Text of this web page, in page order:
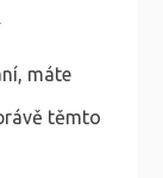
máte
těmto